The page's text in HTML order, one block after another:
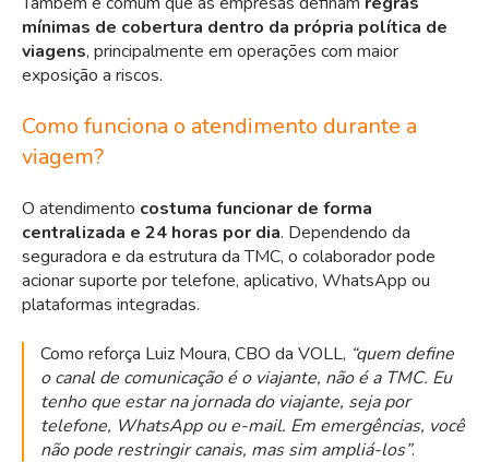
mínimas de cobertura dentro da própria política de
viagens, principalmente em operações com maior
exposição a riscos.
Como funciona o atendimento durante a
viagem?
O atendimento costuma funcionar de forma
centralizada e 24 horas por dia. Dependendo da
seguradora e da estrutura da TMC, o colaborador pode
acionar suporte por telefone, aplicativo, WhatsApp ou
plataformas integradas.
Como reforça Luiz Moura, CBO da VOLL, “quem define
o canal de comunicação é o viajante, não é a TMC. Eu
tenho que estar na jornada do viajante, seja por
telefone, WhatsApp ou e-mail. Em emergências, você
não pode restringir canais, mas sim ampliá-los”.